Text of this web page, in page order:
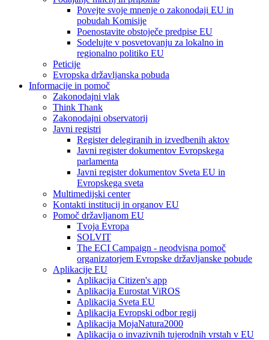
Povejte svoje mnenje o zakonodaji EU in
pobudah Komisije
Poenostavite obstoječe predpise EU
Sodelujte v posvetovanju za lokalno in
regionalno politiko EU
Peticije
Evropska državljanska pobuda
Informacije in pomoč
Zakonodajni vlak
Think Thank
Zakonodajni observatorij
Javni registri
Register delegiranih in izvedbenih aktov
Javni register dokumentov Evropskega
parlamenta
Javni register dokumentov Sveta EU in
Evropskega sveta
Multimedijski center
Kontakti institucij in organov EU
Pomoč državljanom EU
Tvoja Evropa
SOLVIT
The ECI Campaign - neodvisna pomoč
organizatorjem Evropske državljanske pobude
Aplikacije EU
Aplikacija Citizen's app
Aplikacija Eurostat ViROS
Aplikacija Sveta EU
Aplikacija Evropski odbor regij
Aplikacija MojaNatura2000
Aplikacija o invazivnih tujerodnih vrstah v EU